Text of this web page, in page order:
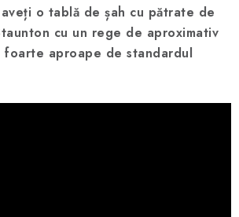
o tablă de șah cu pătrate de
cu un rege de aproximativ
foarte aproape de standardul